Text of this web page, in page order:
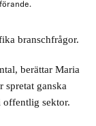
branschfrågor.
berättar Maria
ganska
offentlig sektor.